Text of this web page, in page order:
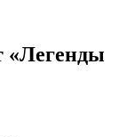
«Легенды